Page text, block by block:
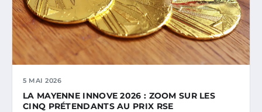
5 MAI 2026
LA MAYENNE INNOVE 2026 : ZOOM SUR LES
CINQ PRÉTENDANTS AU PRIX RSE